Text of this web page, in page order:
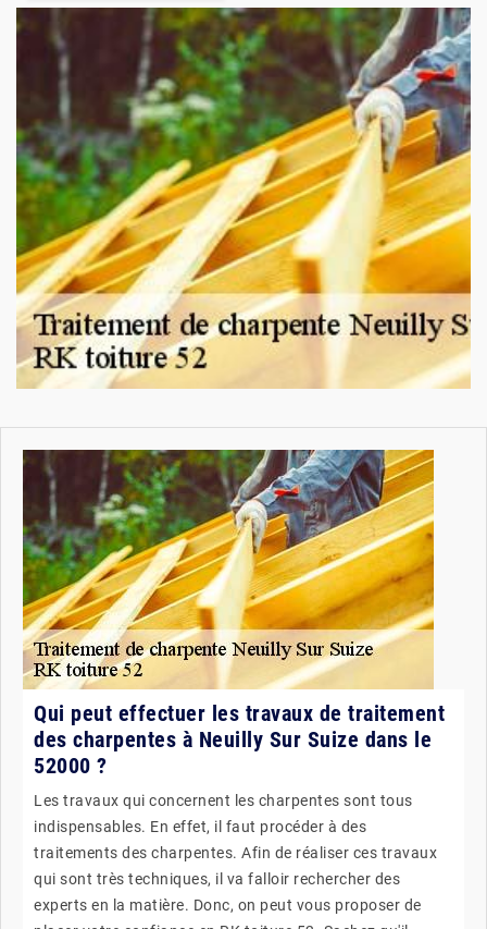
Qui peut effectuer les travaux de traitement
des charpentes à Neuilly Sur Suize dans le
52000 ?
Les travaux qui concernent les charpentes sont tous
indispensables. En effet, il faut procéder à des
traitements des charpentes. Afin de réaliser ces travaux
qui sont très techniques, il va falloir rechercher des
experts en la matière. Donc, on peut vous proposer de